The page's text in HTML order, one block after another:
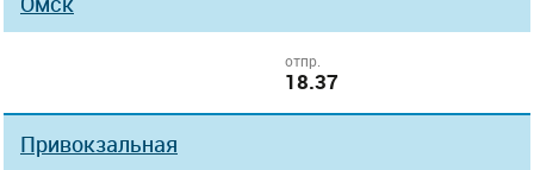
отпр.
18.37
Привокзальная